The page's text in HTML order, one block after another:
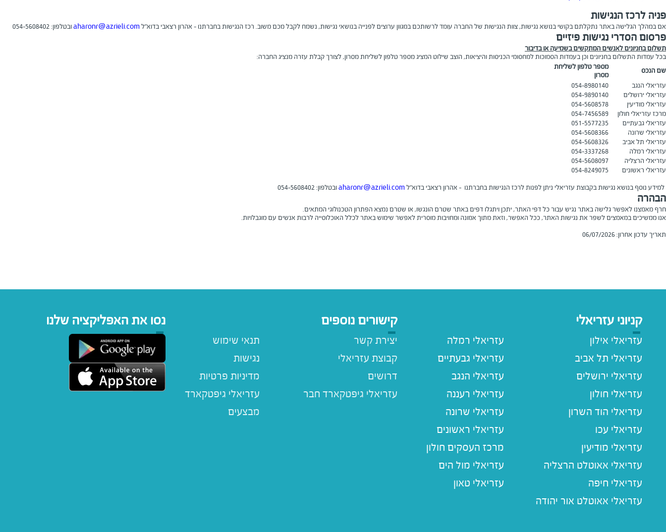
פניה לרכז הנגישות
אם במהלך הגלישה באתר נתקלתם בקושי בנושא נגישות, צוות הנגישות של החברה עומד לרשותכם במגוון ערוצים לפנייה בנושאי נגישות, נשמח לקבל מכם משוב. רכז הנגישות בחברתנו - אהרון רצאבי בדוא"ל aharonr@azrieli.comובטלפון: 054-5608402
פרסום הסדרי נגישות פיזיים
תשלום בחניונים לאנשים המתקשים בשמיעה או בדיבור
בכל עמדות התשלום בחניונים וכן בעמדות הסמוכות למחסומי הכניסות והיציאות, הוצב שילוט המציג מספר טלפון לשליחת מסרון, לצורך קבלת עזרה מנציג החברה:
שם הנכס
מספר טלפון לשליחת
מסרון
עזריאלי הנגב
054-8980140
עזריאלי ירושלים
054-9890140
עזריאלי מודיעין
054-5608578
מרכז עזריאלי חולון
054-7456589
עזריאלי גבעתיים
051-5577235
עזריאלי שרונה
054-5608366
עזריאלי תל אביב
054-5608326
עזריאלי רמלה
054-3337268
עזריאלי הרצליה
054-5608097
עזריאלי ראשונים
054-8249075
למידע נוסף בנושא נגישות בקבוצת עזריאלי ניתן לפנות לרכז הנגישות בחברתנו – אהרון רצאבי בדוא"ל aharonr@azrieli.comובטלפון: 054-5608402
הבהרה
חרף מאמצנו לאפשר גלישה באתר נגיש עבור כל דפי האתר, יתכן ויתגלו דפים באתר שטרם הונגשו, או שטרם נמצא הפתרון הטכנולוגי המתאים.
אנו ממשיכים במאמצים לשפר את נגישות האתר, ככל האפשר, וזאת מתוך אמונה ומחויבות מוסרית לאפשר שימוש באתר לכלל האוכלוסייה לרבות אנשים עם מוגבלויות.
תאריך עדכון אחרון: 06/07/2026
קניוני עזריאלי
עזריאלי אילון
עזריאלי תל אביב
עזריאלי ירושלים
עזריאלי חולון
עזריאלי הוד השרון
עזריאלי עכו
עזריאלי מודיעין
עזריאלי אאוטלט הרצליה
עזריאלי חיפה
עזריאלי אאוטלט אור יהודה
עזריאלי רמלה
עזריאלי גבעתיים
עזריאלי הנגב
עזריאלי רעננה
עזריאלי שרונה
עזריאלי ראשונים
מרכז העסקים חולון
עזריאלי מול הים
עזריאלי טאון
קישורים נוספים
תנאי שימוש
נגישות
מדיניות פרטיות
עזריאלי גיפטקארד
מבצעים
יצירת קשר
קבוצת עזריאלי
דרושים
נסו את האפליקציה שלנו